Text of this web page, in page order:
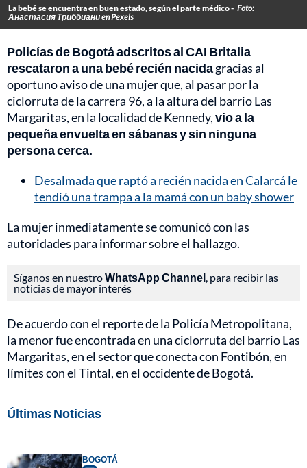
La bebé se encuentra en buen estado, según el parte médico - Foto:
Анастасия Триббиани en Pexels
Policías de Bogotá adscritos al CAI Britalia
rescataron a una bebé recién nacidagracias al
oportuno aviso de una mujer que, al pasar por la
ciclorruta de la carrera 96, a la altura del barrio Las
Margaritas, en la localidad de Kennedy,vio a la
pequeña envuelta en sábanas y sin ninguna
persona cerca.
Desalmada que raptó a recién nacida en Calarcá le
tendió una trampa a la mamá con un baby shower
La mujer inmediatamente se comunicó con las
autoridades para informar sobre el hallazgo.
Síganos en nuestroWhatsApp Channel, para recibir las
noticias de mayor interés
De acuerdo con el reporte de la Policía Metropolitana,
la menor fue encontrada en una ciclorruta del barrio Las
Margaritas, en el sector que conecta con Fontibón, en
límites con el Tintal, en el occidente de Bogotá.
Últimas Noticias
BOGOTÁ